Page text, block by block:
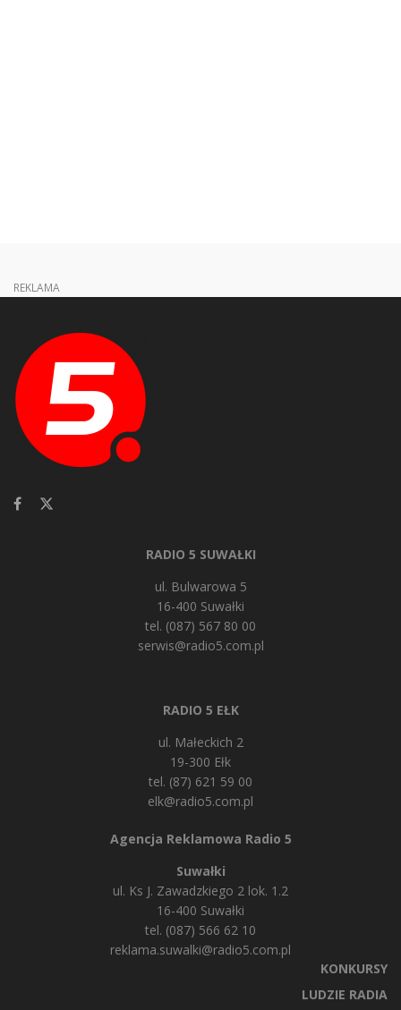
REKLAMA
RADIO 5 SUWAŁKI
ul. Bulwarowa 5
16-400 Suwałki
tel. (087) 567 80 00
serwis@radio5.com.pl
RADIO 5 EŁK
ul. Małeckich 2
19-300 Ełk
tel. (87) 621 59 00
elk@radio5.com.pl
Agencja Reklamowa Radio 5
Suwałki
ul. Ks J. Zawadzkiego 2 lok. 1.2
16-400 Suwałki
tel. (087) 566 62 10
reklama.suwalki@radio5.com.pl
KONKURSY
LUDZIE RADIA